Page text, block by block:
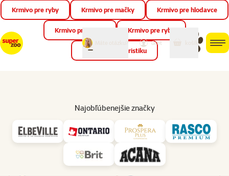
📱 Stiahnite si novú aplikáciu Super zoo.Viac informácií
môj
účet
Krmivo pre ryby Krmivo pre mačky Krmivo pre hlodavce
Krmivo pre vtáky Krmivo pre ryby
Krmivo pre teraristiku
Najobľúbenejšie značky
Výsledky vyhľadávania pre „Krmivo pre ryby“
Produkty(1455×) Články a rady(74×) Obchody(0×)
Nájdené kategórie(29×)